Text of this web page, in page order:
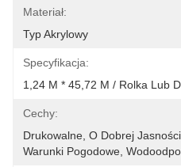
Materiał:
Typ Akrylowy
Specyfikacja:
1,24 M * 45,72 M / Rolka Lub
Cechy:
Drukowalne, O Dobrej
Warunki Pogodowe,